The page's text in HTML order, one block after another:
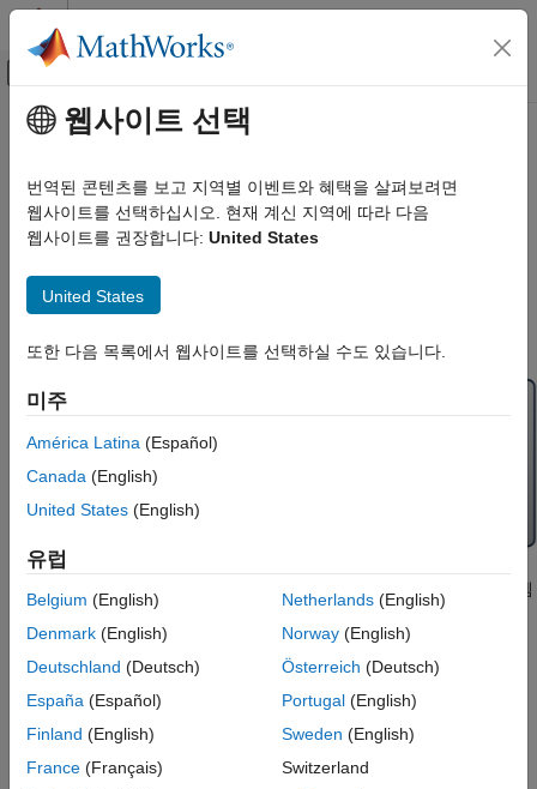
콘텐츠로 바로 가기
오프캔버스 탐색 메뉴 토글
문서 홈
MATLAB 사용
MATLAB
MATLAB Copilot
Simulink 사용
Simulink Copilot
물리 모델링
이벤트 기반 모델링
실시간 시뮬레이션 및 테스트
리포팅 및 데이터베이스 액세스
코드 생성
애플리케이션 배포
검증 및 확인(V&V), 테스트
클라우드 기능
교육 및 학습
응용 분야
주요 콘텐츠
레이다
레이다 시스템 설계, 시뮬레이션 및 테스트
레이다 엔지니어링 팀은 MATLAB® 과 Simulink
Radar Toolbox
시간을 줄이고 설계 문제를 조기에 제거하며 공중, 지상, 해상,
레이다 시스템을 위한 MathWorks 제품을 사용하여 레이다 시스템
전체 라이프사이클을 지원하는 모델을 개발할 수 있습니다.
링크 버짓 분석을 수행하고, 아키텍처를 모델링하고, 시스템
설계의 상충관계를 평가합니다.
지리참조 시나리오를 생성하고 레이다 신호, 검출, 트랙을
시뮬레이션합니다.
웹사이트 선택
번역된 콘텐츠를 보고 지역별 이벤트와 혜택을 살펴보려면
웹사이트를 선택하십시오. 현재 계신 지역에 따라 다음
웹사이트를 권장합니다: United States
United States
또한 다음 목록에서 웹사이트를 선택하실 수도 있습니다.
미주
América Latina (Español)
Canada (English)
United States (English)
유럽
Belgium (English)
Denmark (English)
Deutschland (Deutsch)
España (Español)
Finland (English)
France (Français)
Netherlands(English)
Norway(English)
Österreich (Deutsch)
Portugal(English)
Sweden (English)
Switzerland